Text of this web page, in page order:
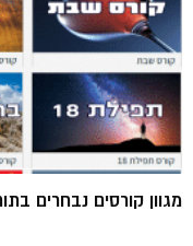
מגוון קורסים נבחרים